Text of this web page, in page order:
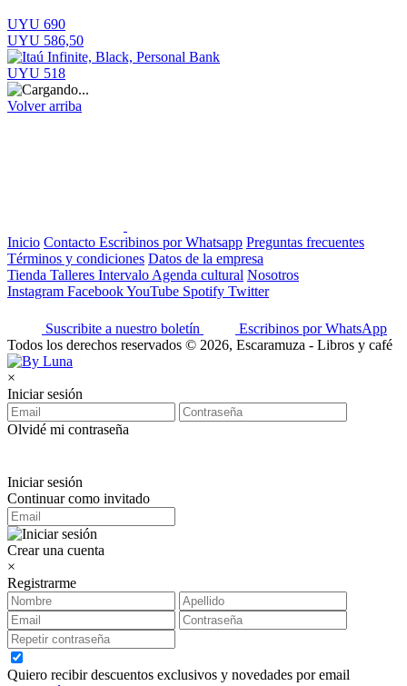
UYU 690
UYU 586,50
UYU 518
Volver arriba
Inicio Contacto Escribinos por Whatsapp Preguntas frecuentes
Términos y condiciones Datos de la empresa
Tienda Talleres Intervalo Agenda cultural Nosotros
Instagram FacebookYouTube Spotify Twitter
Suscribite a nuestro boletín
Escribinos por WhatsApp
Todos los derechos reservados © 2026, Escaramuza - Libros y café
×
Iniciar sesión
Olvidé mi contraseña
Iniciar sesión
Continuar como invitado
Crear una cuenta
×
Registrarme
Quiero recibir descuentos exclusivos y novedades por email